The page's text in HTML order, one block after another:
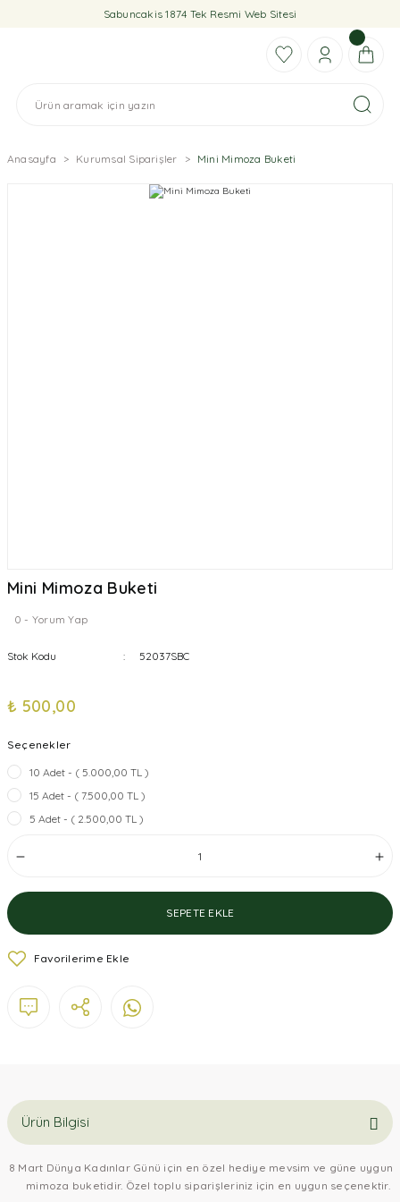
Sabuncakis 1874 Tek Resmi Web Sitesi
Anasayfa Kurumsal Siparişler Mini Mimoza Buketi
Mini Mimoza Buketi
0 - Yorum Yap
Stok Kodu 52037SBC
₺ 500,00
Seçenekler
10 Adet - ( 5.000,00 TL )
15 Adet - ( 7.500,00 TL )
5 Adet - ( 2.500,00 TL )
SEPETE EKLE
Ürün Bilgisi
8 Mart Dünya Kadınlar Günü için en özel hediye mevsim ve güne uygun
mimoza buketidir. Özel toplu siparişleriniz için en uygun seçenektir.